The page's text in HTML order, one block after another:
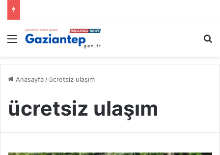
Menü
Anasayfa / ücretsiz ulaşım
ücretsiz ulaşım